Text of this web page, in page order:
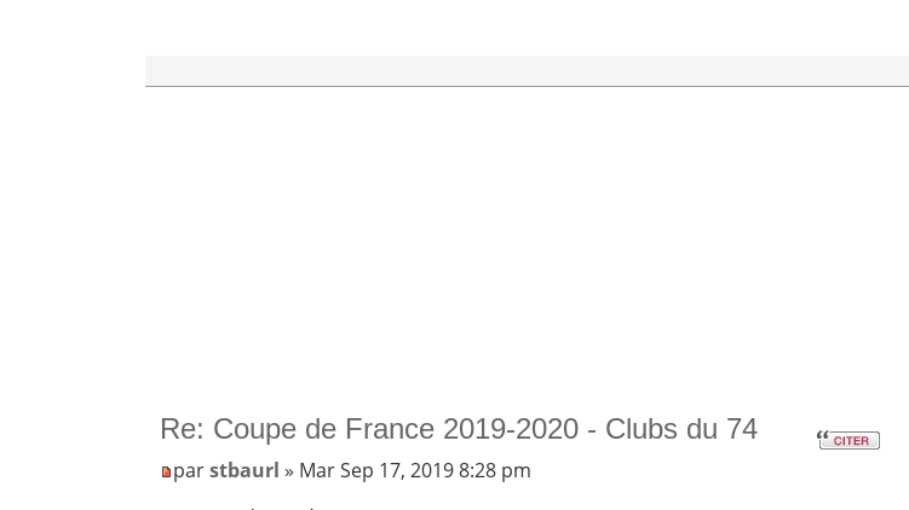
Re: Coupe de France 2019-2020 - Clubs du 74
parstbaurl » Mar Sep 17, 2019 8:28 pm